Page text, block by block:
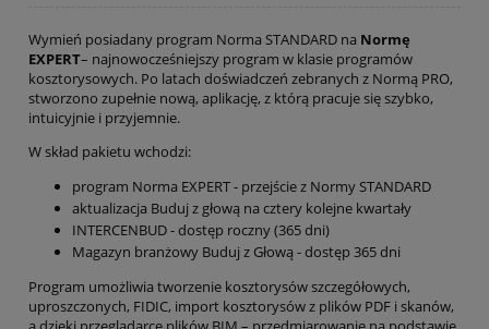
Wymień posiadany program Norma STANDARD na Normę
EXPERT– najnowocześniejszy program w klasie programów
kosztorysowych. Po latach doświadczeń zebranych z Normą PRO,
stworzono zupełnie nową, aplikację, z którą pracuje się szybko,
intuicyjnie i przyjemnie.
W skład pakietu wchodzi:
program Norma EXPERT - przejście z Normy STANDARD
aktualizacja Buduj z głową na cztery kolejne kwartały
INTERCENBUD - dostęp roczny (365 dni)
Magazyn branżowy Buduj z Głową - dostęp 365 dni
Program umożliwia tworzenie kosztorysów szczegółowych,
uproszczonych, FIDIC, import kosztorysów z plików PDF i skanów,